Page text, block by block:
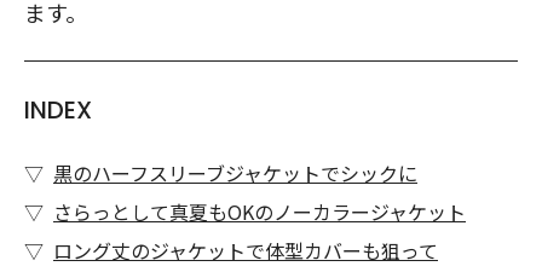
ます。
INDEX
黒のハーフスリーブジャケットでシックに
さらっとして真夏もOKのノーカラージャケット
ロング丈のジャケットで体型カバーも狙って